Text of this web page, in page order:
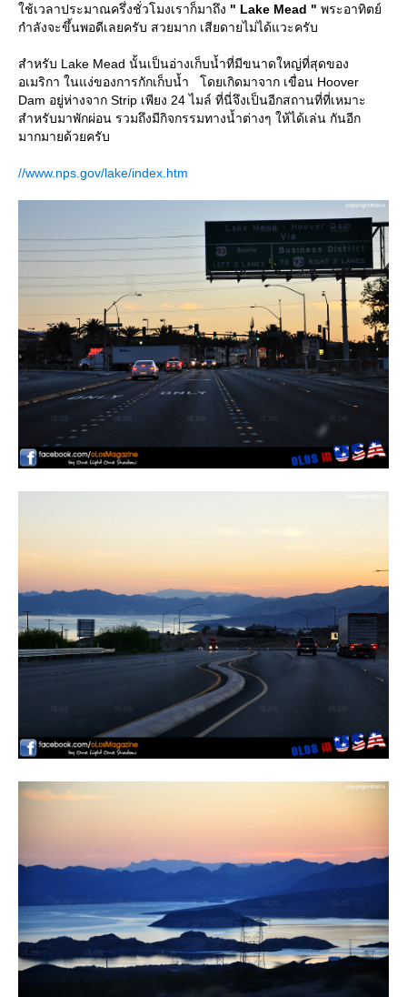
ช้เวลาประมาณครึ่งชั่วโมงเราก็มาถึง " Lake Mead " พระอาทิตย์
กำลังจะขึ้นพอดีเลยครับ สวยมาก เสียดายไม่ได้แวะครับ
สำหรับ Lake Mead นั้นเป็นอ่างเก็บน้ำที่มีขนาดใหญ่ที่สุดของ
อเมริกา ในแง่ของการกักเก็บน้ำ โดยเกิดมาจาก เขื่อน Hoover
Dam อยู่ห่างจาก Strip เพียง 24 ไมล์ ที่นี่จึงเป็นอีกสถานที่ที่เหมาะ
สำหรับมาพักผ่อน รวมถึงมีกิจกรรมทางน้ำต่างๆ ให้ได้เล่น กันอีก
มากมายด้วยครับ
//www.nps.gov/lake/index.htm